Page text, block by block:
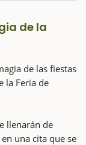
de la
de las fiestas
la Feria de
llenarán de
una cita que se